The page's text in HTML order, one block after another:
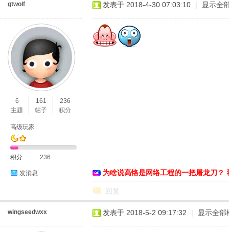
gtwolf
6
主题
161
帖子
236
积分
高级玩家
积分 236
发消息
发表于 2018-4-30 07:03:10 | 显示全
为啥说高恪是网络工程的一把屠龙刀？
回复
wingseedwxx 发表于 2018-5-2 09:17:32 | 显示全部